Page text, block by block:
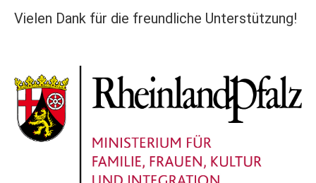
Vielen Dank für die freundliche Unterstützung!